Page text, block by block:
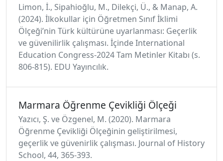
Limon, İ., Sipahioğlu, M., Dilekçi, Ü., & Manap, A.
(2024). İlkokullar için Öğretmen Sınıf İklimi
Ölçeği’nin Türk kültürüne uyarlanması: Geçerlik
ve güvenilirlik çalışması. İçinde International
Education Congress-2024 Tam Metinler Kitabı (s.
806-815). EDU Yayıncılık.
Marmara Öğrenme Çevikliği Ölçeği
Yazıcı, Ş. ve Özgenel, M. (2020). Marmara
Öğrenme Çevikliği Ölçeğinin geliştirilmesi,
geçerlik ve güvenirlik çalışması. Journal of History
School, 44, 365-393.